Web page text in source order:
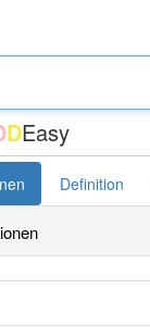
DEasy
Definition